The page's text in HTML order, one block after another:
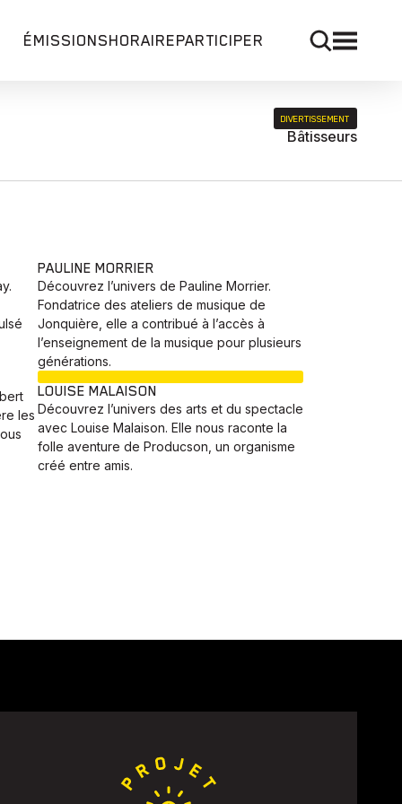
ÉMISSIONSHORAIREPARTICIPER
DIVERTISSEMENT
Bâtisseurs
PAULINE MORRIER
Découvrez l’univers de Pauline Morrier.
Fondatrice des ateliers de musique de
Jonquière, elle a contribué à l’accès à
l’enseignement de la musique pour plusieurs
générations.
les
LOUISE MALAISON
Découvrez l’univers des arts et du spectacle
avec Louise Malaison. Elle nous raconte la
folle aventure de Producson, un organisme
créé entre amis.